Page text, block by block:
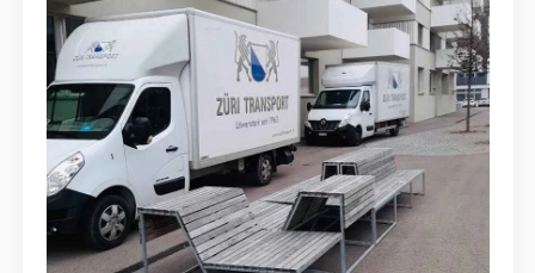
Umzugsreinigung - mit